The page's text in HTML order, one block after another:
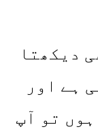
دیکھتا
ہے اور
تو آپ